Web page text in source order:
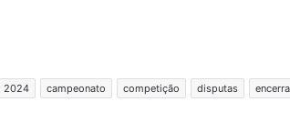
2024 campeonato competição disputas